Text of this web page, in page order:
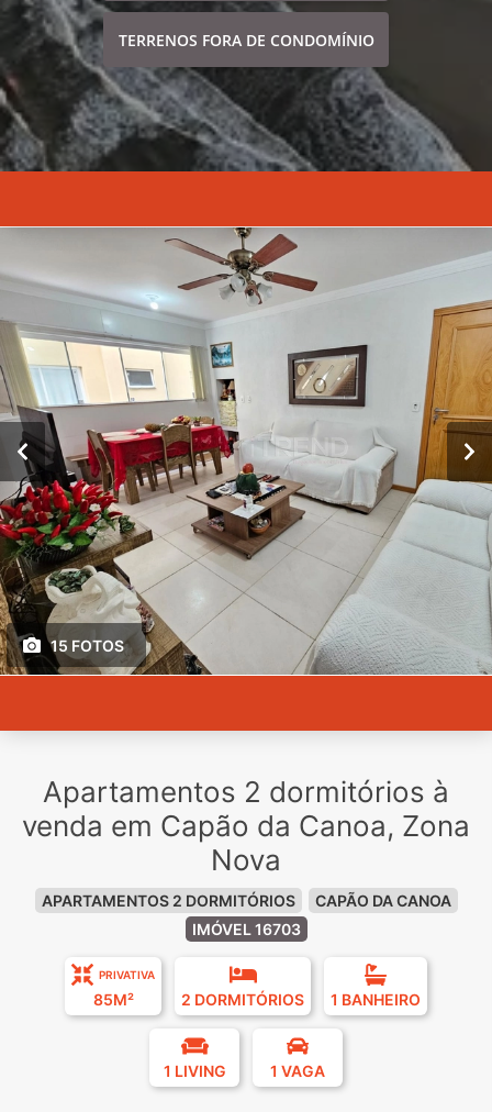
TERRENOS FORA DE CONDOMÍNIO
15 FOTOS
Apartamentos 2 dormitórios à
venda em Capão da Canoa, Zona
Nova
APARTAMENTOS 2 DORMITÓRIOS
CAPÃO DA CANOA
IMÓVEL 16703
PRIVATIVA
85M² 2 DORMITÓRIOS 1 BANHEIRO
1 LIVING 1 VAGA